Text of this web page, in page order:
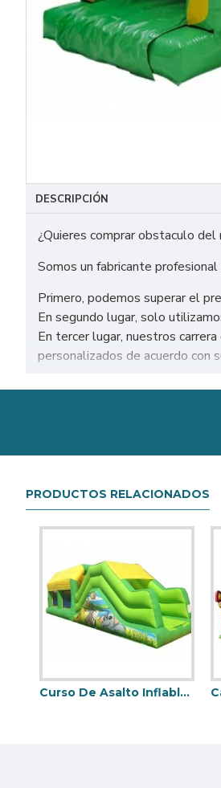
DESCRIPCIÓN
¿Quieres comprar obstaculo
Somos un fabricante
Primero, podemos superar el
En segundo lugar, solo
En tercer lugar, nuestros
personalizados de acuerdo con
Venta de obstaculo del
Nuestra combinación de
PRODUCTOS RELACIONADOS
Curso De Asalto Inflable En Interiores Pistas Americanas Hinchables